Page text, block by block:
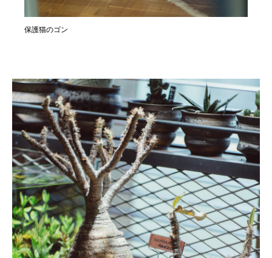
保護猫のゴン